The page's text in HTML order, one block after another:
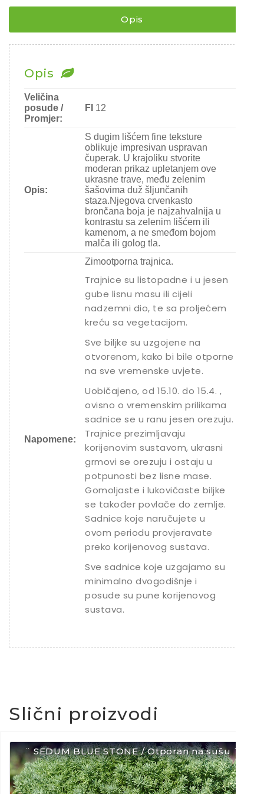
Chili
Opis
Opis
Veličina
posude /
Promjer:
FI 12
Opis:
S dugim lišćem fine teksture
oblikuje impresivan uspravan
čuperak. U krajoliku stvorite
moderan prikaz upletanjem ove
ukrasne trave, među zelenim
šašovima duž šljunčanih
staza.Njegova crvenkasto
brončana boja je najzahvalnija u
kontrastu sa zelenim lišćem ili
kamenom, a ne smeđom bojom
malča ili golog tla.
Napomene:
Zimootporna trajnica.
Trajnice su listopadne i u jesen
gube lisnu masu ili cijeli
nadzemni dio, te sa proljećem
kreću sa vegetacijom.
Sve biljke su uzgojene na
otvorenom, kako bi bile otporne
na sve vremenske uvjete.
Uobičajeno, od 15.10. do 15.4. ,
ovisno o vremenskim prilikama
sadnice se u ranu jesen orezuju.
Trajnice prezimljavaju
korijenovim sustavom, ukrasni
grmovi se orezuju i ostaju u
potpunosti bez lisne mase.
Gomoljaste i lukovičaste biljke
se također povlače do zemlje.
Sadnice koje naručujete u
ovom periodu provjeravate
preko korijenovog sustava.
Sve sadnice koje uzgajamo su
minimalno dvogodišnje i
posude su pune korijenovog
sustava.
Slični proizvodi
¨ SEDUM BLUE STONE / Otporan na sušu ¨